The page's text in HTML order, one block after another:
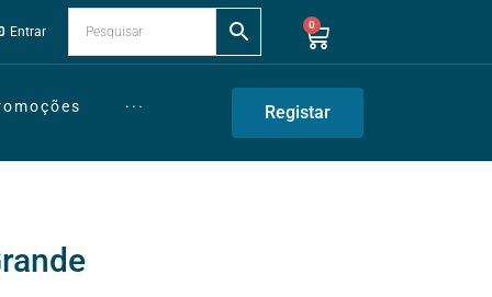
Entrar 0
··· Registar